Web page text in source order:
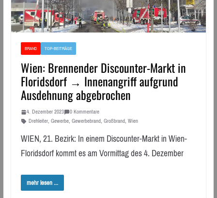
BRAND TOP-BEITRÄGE
Wien: Brennender Discounter-Markt in
Floridsdorf → Innenangriff aufgrund
Ausdehnung abgebrochen
4. Dezember 2023
0 Kommentare
Drehleiter, Gewerbe, Gewerbebrand, Großbrand, Wien
WIEN, 21. Bezirk: In einem Discounter-Markt in Wien-
Floridsdorf kommt es am Vormittag des 4. Dezember
mehr lesen ...